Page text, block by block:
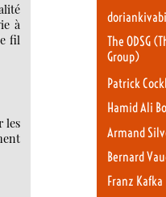
à
fil
les
The ODSG
Group)
Patrick
Hamid Ali
Armand
Bernard
Franz Kafka